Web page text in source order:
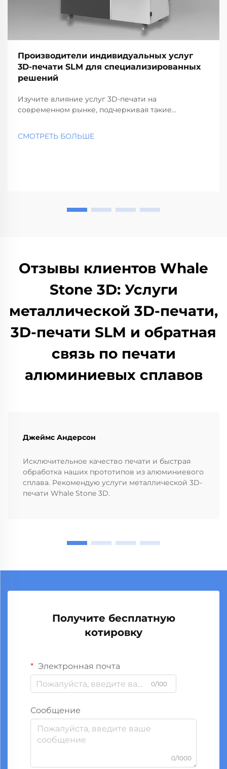
Производители индивидуальных услуг
3D-печати SLM для специализированных
решений
Изучите влияние услуг 3D-печати на
современном рынке, подчеркивая такие
поставщиках услуг, отражая быстрый рост и
СМОТРЕТЬ БОЛЬШЕ
Отзывы клиентов Whale
Stone 3D: Услуги
металлической 3D-печати,
3D-печати SLM и обратная
связь по печати
алюминиевых сплавов
Джеймс Андерсон
Исключительное качество печати и быстрая
обработка наших прототипов из алюминиевого
сплава. Рекомендую услуги металлической 3D-
печати Whale Stone 3D.
Получите бесплатную
котировку
Электронная почта
0/100
Сообщение
0/1000